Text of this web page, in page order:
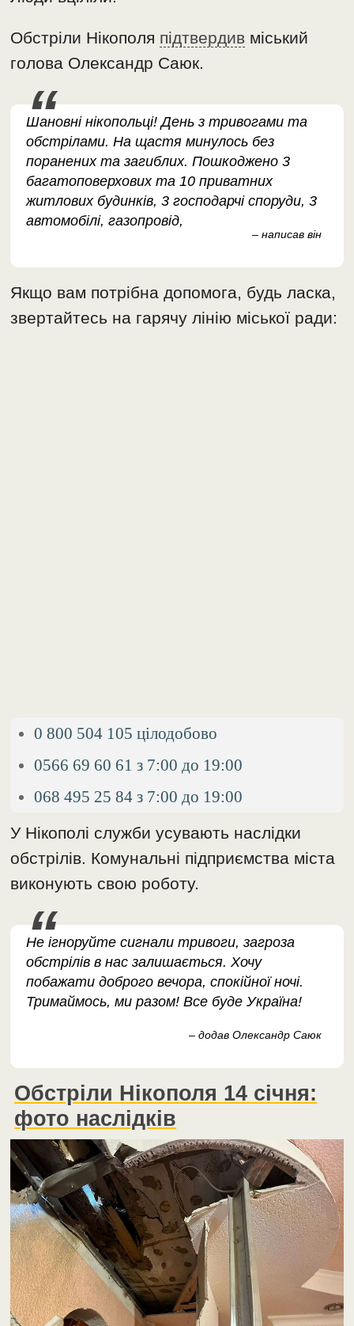
Обстріли Нікополя підтвердив міський
голова Олександр Саюк.
Шановні нікопольці! День з тривогами та
обстрілами. На щастя минулось без
поранених та загиблих. Пошкоджено 3
багатоповерхових та 10 приватних
житлових будинків, 3 господарчі споруди, 3
автомобілі, газопровід,
– написав він
Якщо вам потрібна допомога, будь ласка,
звертайтесь на гарячу лінію міської ради:
0 800 504 105 цілодобово
0566 69 60 61 з 7:00 до 19:00
068 495 25 84 з 7:00 до 19:00
У Нікополі служби усувають наслідки
обстрілів. Комунальні підприємства міста
виконують свою роботу.
Не ігноруйте сигнали тривоги, загроза
обстрілів в нас залишається. Хочу
побажати доброго вечора, спокійної ночі.
Тримаймось, ми разом! Все буде Україна!
– додав Олександр Саюк
Обстріли Нікополя 14 січня:
фото наслідків